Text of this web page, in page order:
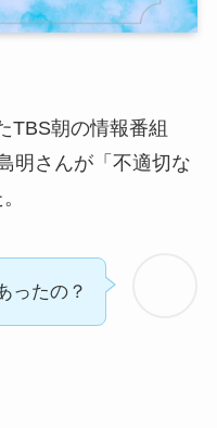
TBS朝の情報番組
明さんが「不適切な
ったの？